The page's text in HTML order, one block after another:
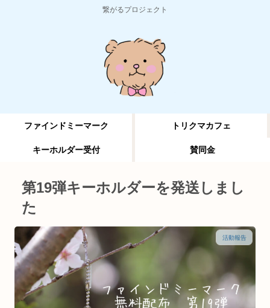
繋がるプロジェクト
ファインドミーマーク トリクマカフェ
キーホルダー受付 賛同金
第19弾キーホルダーを発送しまし
た
活動報告